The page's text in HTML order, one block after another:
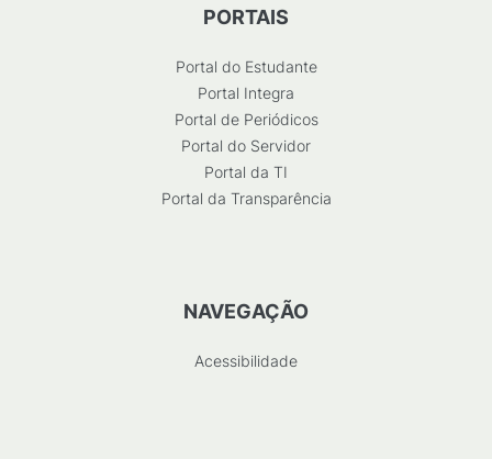
PORTAIS
Portal do Estudante
Portal Integra
Portal de Periódicos
Portal do Servidor
Portal da TI
Portal da Transparência
NAVEGAÇÃO
Acessibilidade